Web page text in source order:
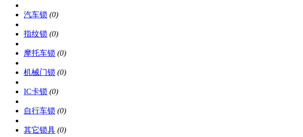
汽车锁 (0)
指纹锁 (0)
摩托车锁 (0)
机械门锁 (0)
IC卡锁 (0)
自行车锁 (0)
其它锁具 (0)